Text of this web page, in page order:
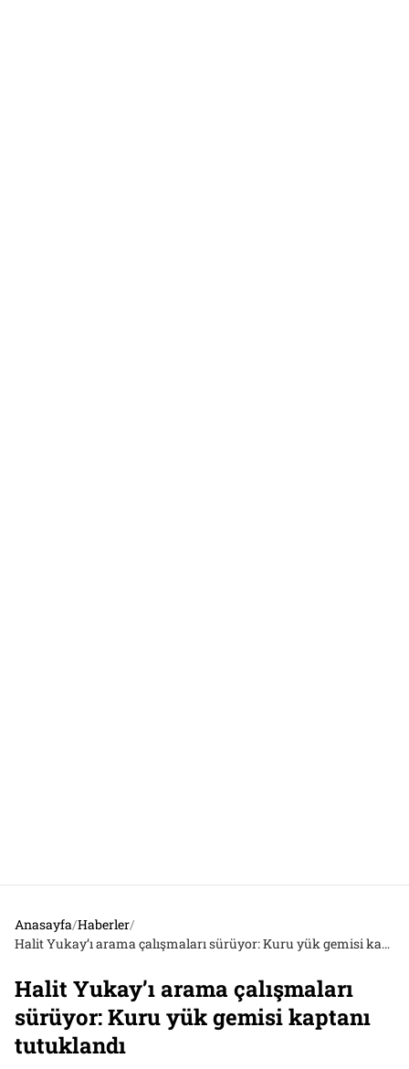
Anasayfa/Haberler/
Halit Yukay’ı arama çalışmaları sürüyor: Kuru yük gemisi kaptanı tutuklandı
Halit Yukay’ı arama çalışmaları
sürüyor: Kuru yük gemisi kaptanı
tutuklandı